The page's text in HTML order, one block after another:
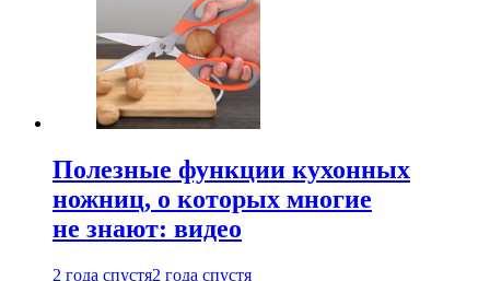
Полезные функции кухонных
ножниц, о которых многие
не знают: видео
2 года спустя2 года спустя